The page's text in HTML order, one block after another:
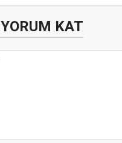
YORUM KAT